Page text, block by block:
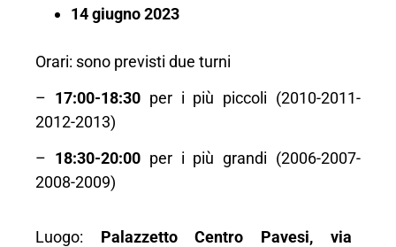
14 giugno 2023
Orari: sono previsti due turni
– 17:00-18:30per i più piccoli (2010-2011-
2012-2013)
– 18:30-20:00per i più grandi (2006-2007-
2008-2009)
Luogo: Palazzetto Centro Pavesi, via